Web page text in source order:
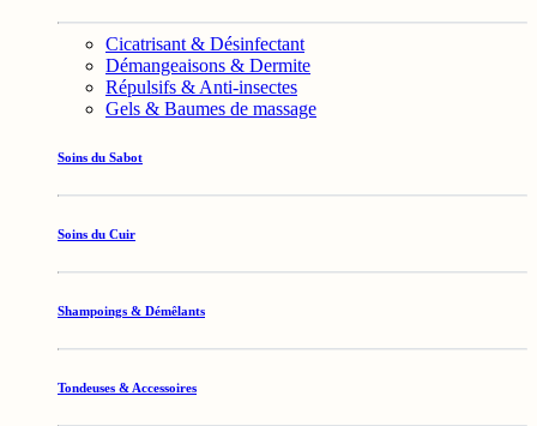
Cicatrisant & Désinfectant
Démangeaisons & Dermite
Répulsifs & Anti-insectes
Gels & Baumes de massage
Soins du Sabot
Soins du Cuir
Shampoings & Démêlants
Tondeuses & Accessoires